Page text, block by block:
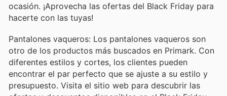
Zapatillas deportivas blancas: Las zapatillas
deportivas blancas son un clásico atemporal que
combinan con todo.
Camisetas básicas: Las camisetas básicas son un
elemento imprescindible en cualquier armario. Son
versátiles, cómodas y fáciles de combinar con
ocasión. ¡Aprovecha las ofertas del Black Friday para
hacerte con las tuyas!
Pantalones vaqueros: Los pantalones vaqueros son
otro de los productos más buscados en Primark. Con
diferentes estilos y cortes, los clientes pueden
encontrar el par perfecto que se ajuste a su estilo y
presupuesto. Visita el sitio web para descubrir las